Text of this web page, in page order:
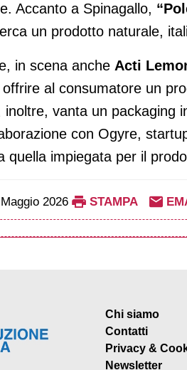
Accanto a Spinagallo,
un prodotto naturale,
in scena anche Acti
offrire al consumatore un
inoltre, vanta un packaging
con Ogyre,
quella impiegata per il
2026 STAMPA
porta a TuttoFood la sua
Chi siamo
Contatti
Privacy &
Newsletter